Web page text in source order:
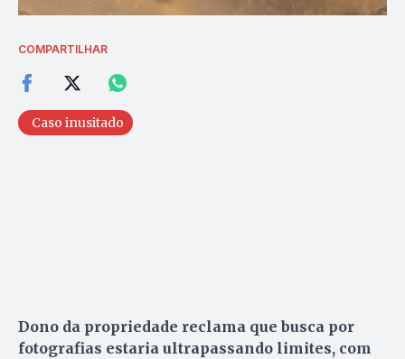
COMPARTILHAR
Caso inusitado
Dono da propriedade reclama que busca por
fotografias estaria ultrapassando limites, com